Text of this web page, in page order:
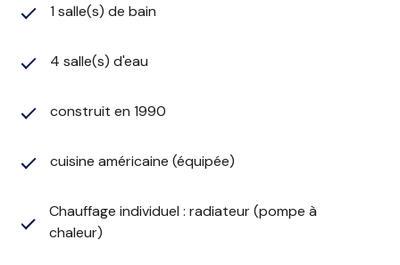
1 salle(s) de bain
4 salle(s) d'eau
construit en 1990
cuisine américaine (équipée)
Chauffage individuel : radiateur (pompe à
chaleur)